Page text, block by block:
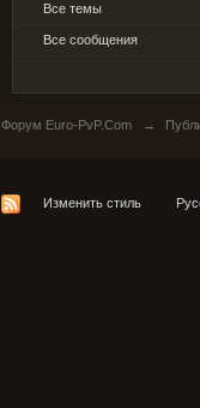
Все темы
Все сообщения
Форум Euro-PvP.Com →
Изменить стиль